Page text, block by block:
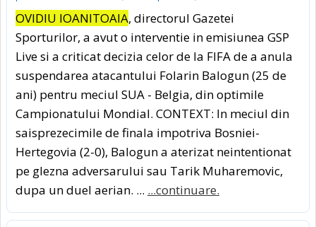
OVIDIU IOANITOAIA, directorul Gazetei
Sporturilor, a avut o interventie in emisiunea GSP
Live si a criticat decizia celor de la FIFA de a anula
suspendarea atacantului Folarin Balogun (25 de
ani) pentru meciul SUA - Belgia, din optimile
Campionatului Mondial. CONTEXT: In meciul din
saisprezecimile de finala impotriva Bosniei-
Hertegovia (2-0), Balogun a aterizat neintentionat
pe glezna adversarului sau Tarik Muharemovic,
dupa un duel aerian. ... ...continuare.